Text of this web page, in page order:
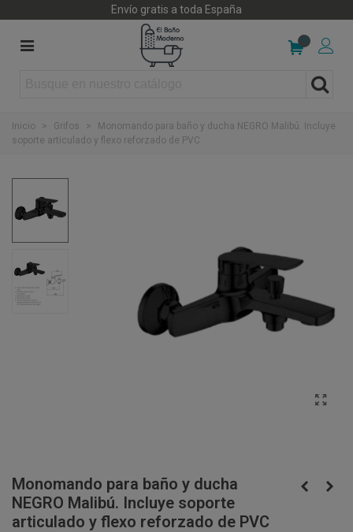
Envío gratis a toda España
0
Inicio > Grifos >
Monomando para baño y ducha NEGRO Malibú. Incluye
soporte articulado y flexo reforzado de PVC
Monomando para baño y ducha
NEGRO Malibú. Incluye soporte
articulado y flexo reforzado de PVC